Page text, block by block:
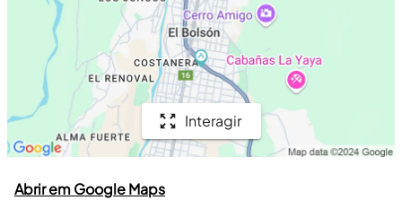
Interagir
Abrir em Google Maps